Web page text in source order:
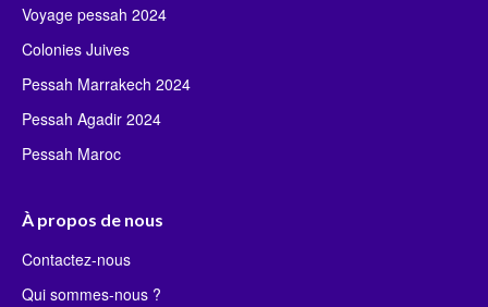
Voyage pessah 2024
Colonies Juives
Pessah Marrakech 2024
Pessah Agadir 2024
Pessah Maroc
À propos de nous
Contactez-nous
Qui sommes-nous ?